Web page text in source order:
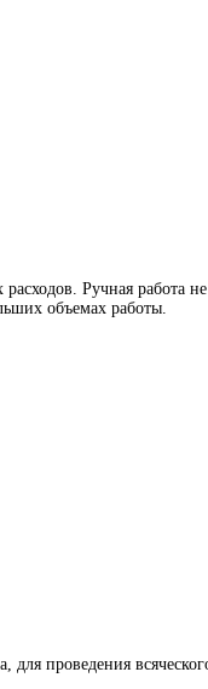
Ручная работа не
объемах работы.
проведения